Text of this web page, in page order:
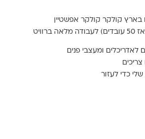
קולקר קולקר אפשטיין
ל עבודה מלאה ברוויט
לאדריכלים ומעצבי פנים
כדי לעזור